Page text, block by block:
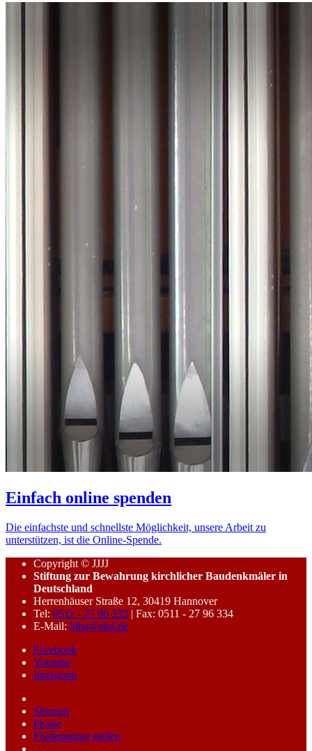
Einfach online spenden
Die einfachste und schnellste Möglichkeit, unsere Arbeit zu
unterstützen, ist die Online-Spende.
Copyright © JJJJ
Stiftung zur Bewahrung kirchlicher Baudenkmäler in
Deutschland
Herrenhäuser Straße 12, 30419 Hannover
Tel: 0511 - 27 96 333 | Fax: 0511 - 27 96 334
E-Mail: kiba@ekd.de
Facebook
Youtube
Instagram
Sitemap
Presse
Förderantrag stellen